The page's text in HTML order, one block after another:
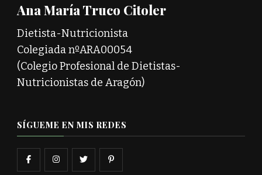
Ana María Truco Citoler
Dietista-Nutricionista
Colegiada nºARA00054
(Colegio Profesional de Dietistas-
Nutricionistas de Aragón)
SÍGUEME EN MIS REDES